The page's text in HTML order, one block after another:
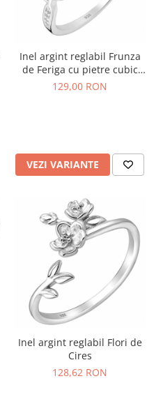
Inel argint reglabil Frunza
de Feriga cu pietre cubic
zirconia
129,00 RON
VEZI VARIANTE
Inel argint reglabil Flori de
Cires
128,62 RON